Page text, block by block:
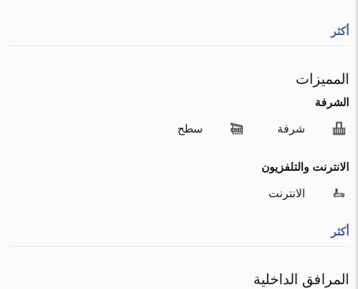
أكثر
المميزات
الشرفة
شرفة سطح
الانترنت والتلفزيون
الانترنت
أكثر
المرافق الداخلية